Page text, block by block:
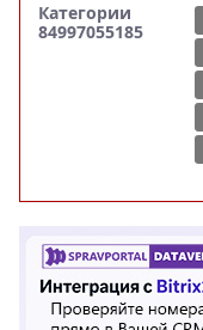
Категории
84997055185